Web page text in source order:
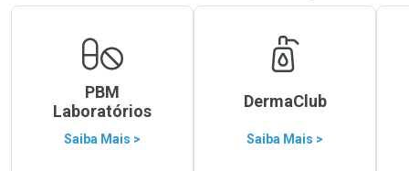
PBM
Laboratórios
Saiba Mais >
DermaClub
Saiba Mais >